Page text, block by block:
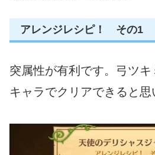
アレンジレシピ！ その1
突属性が有利です。弓ツキ
キャラでクリアできると思